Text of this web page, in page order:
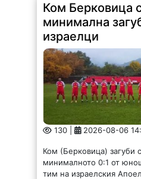
Ком Берковица
минимална
израелци
130 | 2026-08-06
Ком (Берковица) загуби с
минималното 0:1 от
тим на израелския